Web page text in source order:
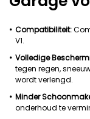
Compatibiliteit:
V1.
Volledige
tegen regen,
wordt verlengd.
Minder
onderhoud te